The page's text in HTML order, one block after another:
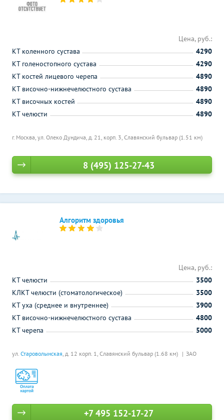
г. Москва, ул. Олеко Дундича, д. 21, корп. 3, Славянский бульвар (1.51 км)
Цена, руб.:
КТ коленного сустава
4290
КТ голеностопного сустава
4290
КТ костей лицевого черепа
4890
КТ височно-нижнечелюстного сустава
4890
КТ височных костей
4890
КТ челюсти
4890
8 (495) 125-27-43
Алгоритм здоровья
ул. Староволынская, д. 12 корп. 1, Славянский бульвар (1.68 км) ЗАО
Цена, руб.:
КТ челюсти
3500
КЛКТ челюсти (стоматологическое)
3500
КТ уха (среднее и внутреннее)
3900
КТ височно-нижнечелюстного сустава
4800
КТ черепа
5000
+7 495 152-17-27